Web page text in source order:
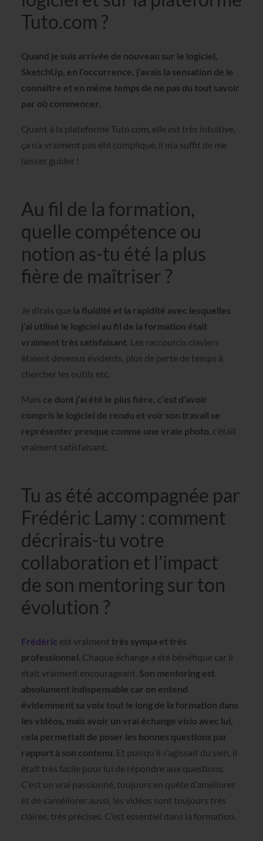
Tuto.com ?
Quand je suis arrivée de nouveau sur le logiciel,
SketchUp, en l’occurrence, j’avais la sensation de le
connaître et en même temps de ne pas du tout savoir
par où commencer.
Quant à la plateforme Tuto.com, elle est très intuitive,
ça n’a vraiment pas été compliqué, il m’a suffit de me
laisser guider !
Au fil de la formation,
quelle compétence ou
notion as-tu été la plus
fière de maîtriser ?
Je dirais que la fluidité et la rapidité avec lesquelles
j’ai utilisé le logiciel au fil de la formation était
vraiment très satisfaisant. Les raccourcis claviers
étaient devenus évidents, plus de perte de temps à
chercher les outils etc.
Mais ce dont j’ai été le plus fière, c’est d’avoir
compris le logiciel de rendu et voir son travail se
représenter presque comme une vraie photo, c’était
vraiment satisfaisant.
Tu as été accompagnée par
Frédéric Lamy : comment
décrirais-tu votre
collaboration et l’impact
de son mentoring sur ton
évolution ?
Frédéric est vraiment très sympa et très
professionnel. Chaque échange a été bénéfique car il
était vraiment encourageant. Son mentoring est
absolument indispensable car on entend
évidemment sa voix tout le long de la formation dans
les vidéos, mais avoir un vrai échange visio avec lui,
cela permettait de poser les bonnes questions par
rapport à son contenu. Et puisqu’il s’agissait du sien, il
était très facile pour lui de répondre aux questions.
C’est un vrai passionné, toujours en quête d’améliorer
et de s’améliorer aussi, les vidéos sont toujours très
claires, très précises. C’est essentiel dans la formation.